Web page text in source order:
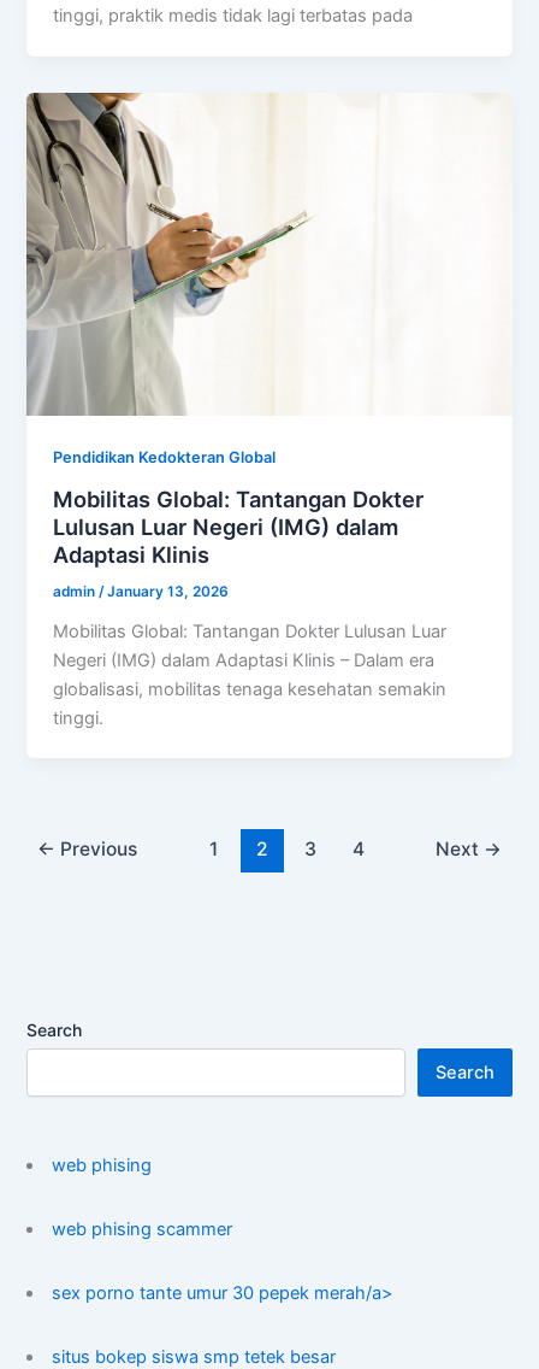
tinggi, praktik medis tidak lagi terbatas pada
Pendidikan Kedokteran Global
Mobilitas Global: Tantangan Dokter
Lulusan Luar Negeri (IMG) dalam
Adaptasi Klinis
admin /January 13, 2026
Mobilitas Global: Tantangan Dokter Lulusan Luar
Negeri (IMG) dalam Adaptasi Klinis – Dalam era
globalisasi, mobilitas tenaga kesehatan semakin
tinggi.
← Previous 1 2 3 4 Next →
Search
Search
web phising
web phising scammer
sex porno tante umur 30 pepek merah/a>
situs bokep siswa smp tetek besar